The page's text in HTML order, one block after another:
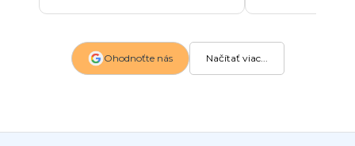
Ohodnoťte nás Načítať viac...